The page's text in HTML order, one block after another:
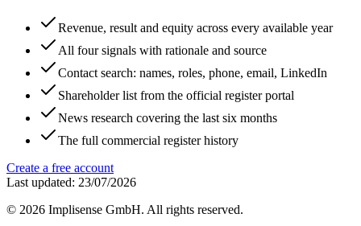
Revenue, result and equity across every available year
All four signals with rationale and source
Contact search: names, roles, phone, email, LinkedIn
Shareholder list from the official register portal
News research covering the last six months
The full commercial register history
Create a free account
Last updated: 23/07/2026
© 2026 Implisense GmbH. All rights reserved.